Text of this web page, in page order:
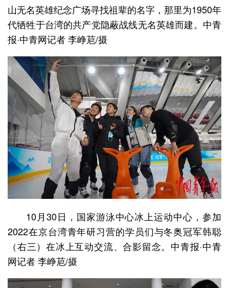
山无名英雄纪念广场寻找祖辈的名字，那里为1950年
代牺牲于台湾的共产党隐蔽战线无名英雄而建。中青
报·中青网记者 李峥苨/摄
10月30日，国家游泳中心冰上运动中心，参加
2022在京台湾青年研习营的学员们与冬奥冠军韩聪
（右三）在冰上互动交流、合影留念。中青报·中青
网记者 李峥苨/摄